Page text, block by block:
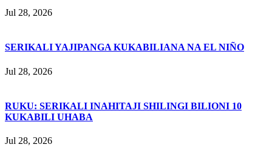
Jul 28, 2026
SERIKALI YAJIPANGA KUKABILIANA NA EL NIÑO
Jul 28, 2026
RUKU: SERIKALI INAHITAJI SHILINGI BILIONI 10
KUKABILI UHABA
Jul 28, 2026